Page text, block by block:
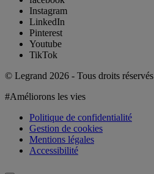
Instagram
LinkedIn
Pinterest
Youtube
TikTok
© Legrand 2026 - Tous droits réservés
#Améliorons les vies
Politique de confidentialité
Gestion de cookies
Mentions légales
Accessibilité